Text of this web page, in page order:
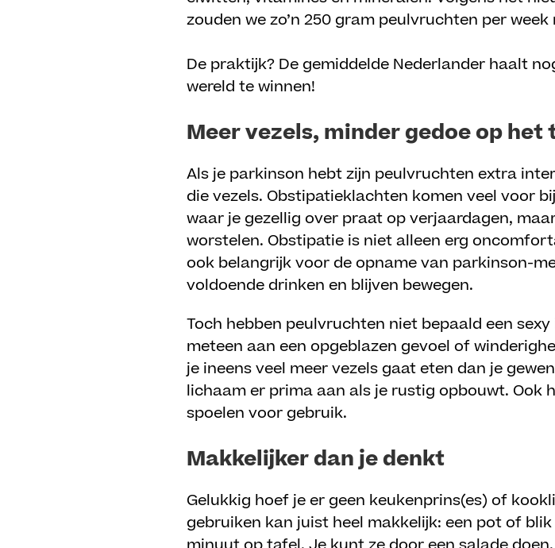
zouden we zo’n 250 gram peulvruchten per
De praktijk? De gemiddelde Nederlander haalt
wereld te winnen!
Meer vezels, minder gedoe op het
Als je parkinson hebt zijn peulvruchten extra
die vezels. Obstipatieklachten komen veel voor
waar je gezellig over praat op verjaardagen,
worstelen. Obstipatie is niet alleen erg
ook belangrijk voor de opname van parkinson-
voldoende drinken en blijven bewegen.
Toch hebben peulvruchten niet bepaald een
meteen aan een opgeblazen gevoel of
je ineens veel meer vezels gaat eten dan je
lichaam er prima aan als je rustig opbouwt.
spoelen voor gebruik.
Makkelijker dan je denkt
Gelukkig hoef je er geen keukenprins(es) of
gebruiken kan juist heel makkelijk: een pot of